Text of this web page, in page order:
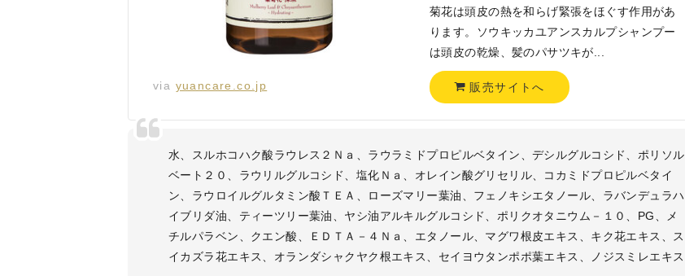
via yuancare.co.jp
菊花は頭皮の熱を和らげ緊張をほぐす作用があ
ります。ソウキッカユアンスカルプシャンプー
は頭皮の乾燥、髪のパサツキが...
販売サイトへ
水、スルホコハク酸ラウレス２Ｎａ、ラウラミドプロピルベタイン、デシルグルコシド、ポリソル
ベート２０、ラウリルグルコシド、塩化Ｎａ、オレイン酸グリセリル、コカミドプロピルベタイ
ン、ラウロイルグルタミン酸ＴＥＡ、ローズマリー葉油、フェノキシエタノール、ラバンデュラハ
イブリダ油、ティーツリー葉油、ヤシ油アルキルグルコシド、ポリクオタニウム－１０、PG、メ
チルパラベン、クエン酸、ＥＤＴＡ－４Ｎａ、エタノール、マグワ根皮エキス、キク花エキス、ス
イカズラ花エキス、オランダシャクヤク根エキス、セイヨウタンポポ葉エキス、ノジスミレエキス